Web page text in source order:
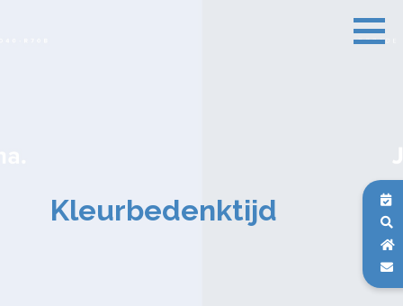
Kleurbedenktijd